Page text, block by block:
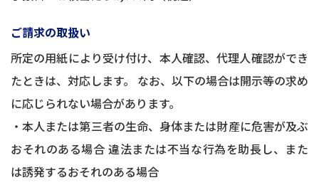
ご請求の取扱い
所定の用紙により受け付け、本人確認、代理人確認ができ
たときは、対応します。 なお、以下の場合は開示等の求め
に応じられない場合があります。
・本人または第三者の生命、身体または財産に危害が及ぶ
おそれのある場合 違法または不当な行為を助長し、また
は誘発するおそれのある場合